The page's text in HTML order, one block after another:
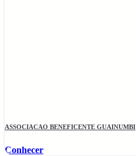
ASSOCIACAO BENEFICENTE GUAINUMBI
Conhecer